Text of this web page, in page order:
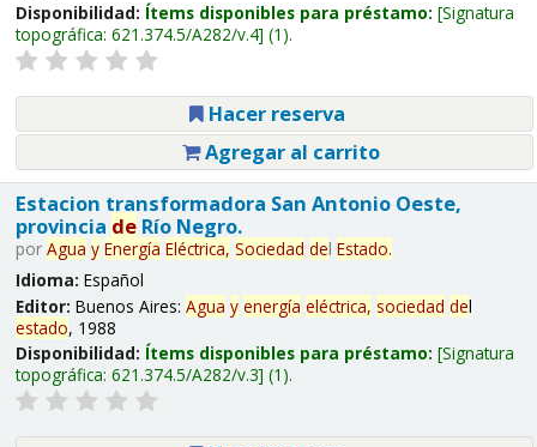
Disponibilidad: Ítems disponibles para préstamo: Signatura
topográfica: 621.374.5/A282/v.4 (1).
Hacer reserva
Agregar al carrito
Estacion transformadora San Antonio Oeste,
provincia deRío Negro.
por Agua y Energía Eléctrica, Sociedad del Estado.
Idioma: Español
Editor: Buenos Aires: Agua y energía eléctrica, sociedad del
estado, 1988
Disponibilidad: Ítems disponibles para préstamo: Signatura
topográfica: 621.374.5/A282/v.3 (1).